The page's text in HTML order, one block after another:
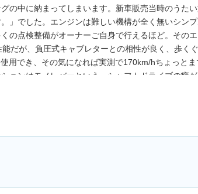
の中に納まってしまいます。新車販売当時のうた
」でした。エンジンは難しい機構が全く無いシンプ
の点検整備がオーナーご自身で行えるほど。その
だが、負圧式キャブレターとの相性が良く、歩く
用でき、その気になれば実測で170km/hちょっとま
ョンはモノレバーという、シャフトドライブの癖